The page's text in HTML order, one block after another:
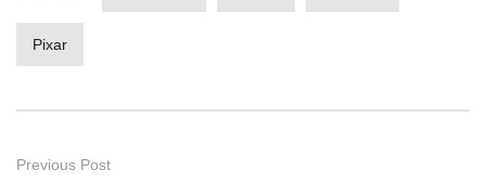
Pixar
Previous Post